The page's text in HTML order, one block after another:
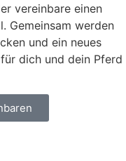
vereinbare einen
Gemeinsam werden
und ein neues
dich und dein Pferd